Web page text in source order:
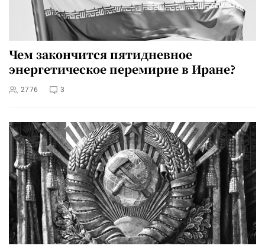
Чем закончится пятидневное
энергетическое перемирие в Иране?
2776 3